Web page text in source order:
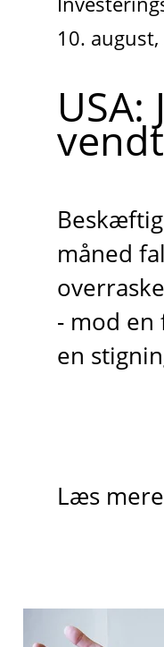
10.
måned
- mod en
en
Læs mere